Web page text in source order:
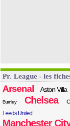
Pr. League - les
Arsenal Aston Villa
Burnley Chelsea
Leeds United
Manchester